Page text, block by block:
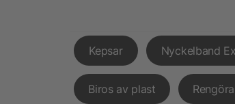
Kepsar Nyckelband
Biros av plast